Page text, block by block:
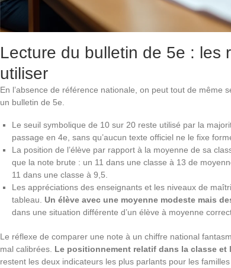
Lecture du bulletin de 5e : les
utiliser
En l’absence de référence nationale, on peut tout de même
un bulletin de 5e.
Le seuil symbolique de 10 sur 20 reste utilisé par la
passage en 4e, sans qu’aucun texte officiel ne le fixe
La position de l’élève par rapport à la moyenne de sa
que la note brute : un 11 dans une classe à 13 de
11 dans une classe à 9,5.
Les appréciations des enseignants et les niveaux de
tableau. Un élève avec une moyenne modeste mais
dans une situation différente d’un élève à moyenne
Le réflexe de comparer une note à un chiffre national
mal calibrées. Le positionnement relatif dans la classe et
restent les deux indicateurs les plus parlants pour les